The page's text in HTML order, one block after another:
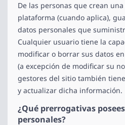
De las personas que crean
plataforma (cuando aplica),
datos personales que
Cualquier usuario tiene la
modificar o borrar sus datos
(a excepción de modificar su
gestores del sitio también
y actualizar dicha información.
¿Qué prerrogativas
personales?